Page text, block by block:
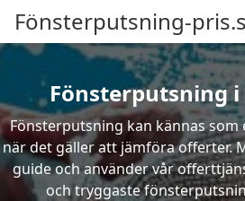
Fönsterputsning-
Fönsterputsning
Fönsterputsning kan kännas
när det gäller att jämföra offerter.
guide och använder vår
och tryggaste